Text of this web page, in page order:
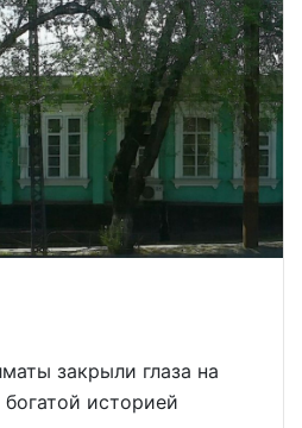
закрыли глаза на
историей